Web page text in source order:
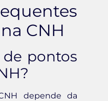
CNH
pontos
depende da